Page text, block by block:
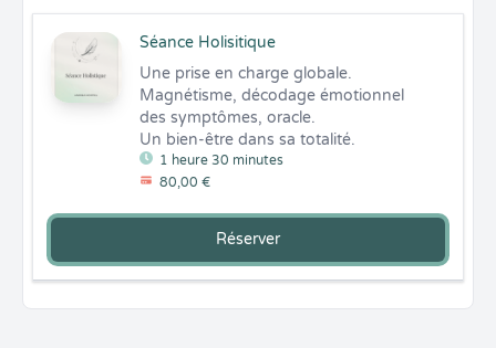
Séance Holisitique
1 heure 30 minutes
80,00 €
Une prise en charge globale.
Magnétisme, décodage émotionnel
des symptômes, oracle.
Un bien-être dans sa totalité.
Réserver